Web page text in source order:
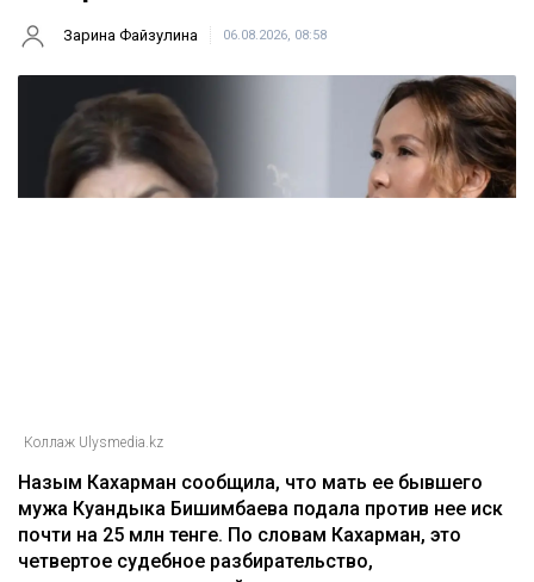
Зарина Файзулина 06.08.2026, 08:58
Коллаж Ulysmedia.kz
Назым Кахарман сообщила, что мать ее бывшего
мужа Куандыка Бишимбаева подала против нее иск
почти на 25 млн тенге. По словам Кахарман, это
четвертое судебное разбирательство,